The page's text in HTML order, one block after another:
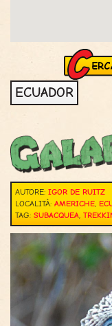
ECUADOR
AUTORE: IGOR DE RUITZ
LOCALITÀ: AMERICHE,
TAG: SUBACQUEA,